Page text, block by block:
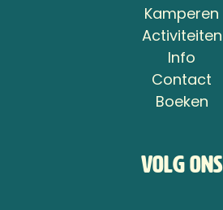
Kamperen
Activiteiten
Info
Contact
Boeken
Volg ons